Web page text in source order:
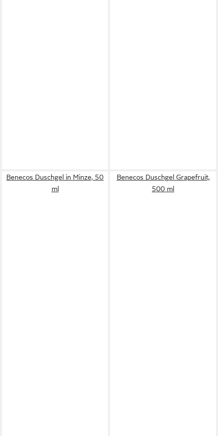
Benecos Duschgel in Minze, 50
ml
Benecos Duschgel Grapefruit,
500 ml